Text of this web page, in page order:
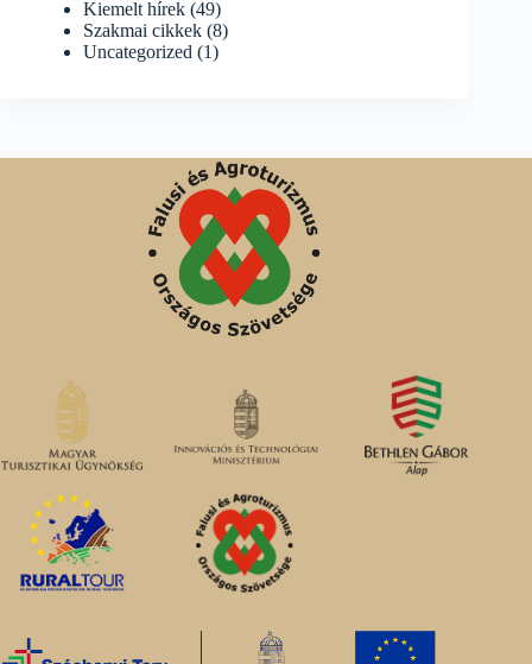
Kiemelt hírek (49)
Szakmai cikkek (8)
Uncategorized (1)